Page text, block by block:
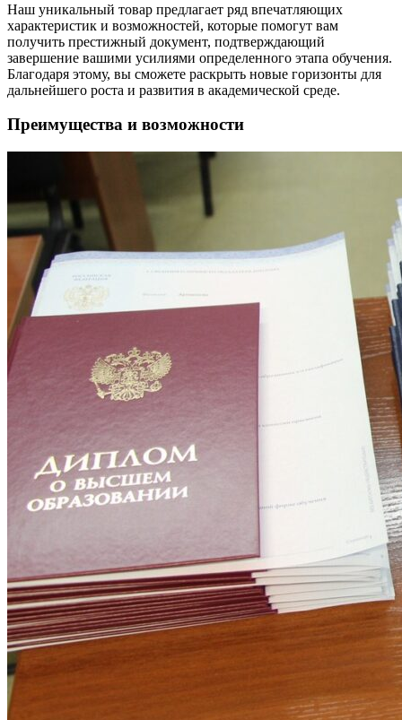
Наш уникальный товар предлагает ряд впечатляющих
характеристик и возможностей, которые помогут вам
получить престижный документ, подтверждающий
завершение вашими усилиями определенного этапа обучения.
Благодаря этому, вы сможете раскрыть новые горизонты для
дальнейшего роста и развития в академической среде.
Преимущества и возможности